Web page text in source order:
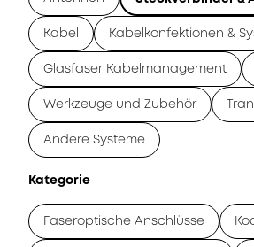
Kabel Kabelkonfektionen &
Glasfaser Kabelmanagement
Werkzeuge und Zubehör
Andere Systeme
Kategorie
Faseroptische Anschlüsse